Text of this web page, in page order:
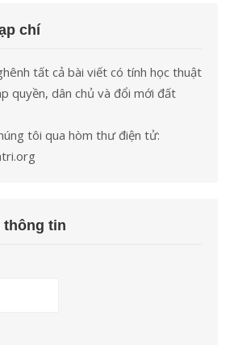
chí
tất cả bài viết có tính học thuật
quyền, dân chủ và đổi mới đất
tôi qua hòm thư điện tử:
thông tin